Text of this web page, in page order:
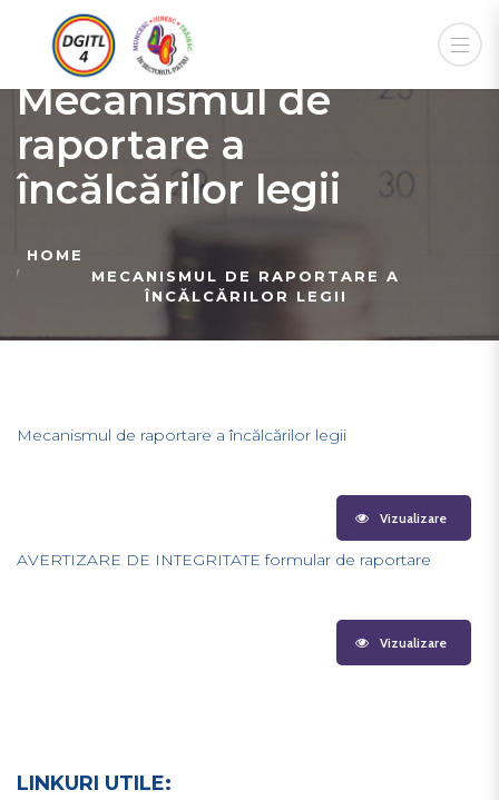
Mecanismul de
raportare a
încălcărilor legii
HOME
MECANISMUL DE RAPORTARE A
ÎNCĂLCĂRILOR LEGII
Mecanismul de raportare a încălcărilor legii
Vizualizare
AVERTIZARE DE INTEGRITATE formular de raportare
Vizualizare
LINKURI UTILE: